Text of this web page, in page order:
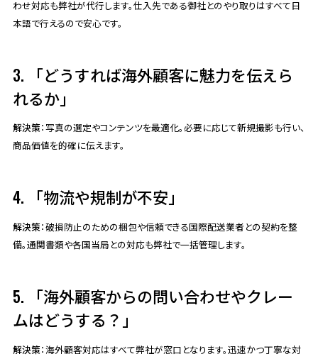
わせ対応も弊社が代行します。仕入先である御社とのやり取りはすべて日
本語で行えるので安心です。
3. 「どうすれば海外顧客に魅力を伝えら
れるか」
解決策：写真の選定やコンテンツを最適化。必要に応じて新規撮影も行い、
商品価値を的確に伝えます。
4. 「物流や規制が不安」
解決策：破損防止のための梱包や信頼できる国際配送業者との契約を整
備。通関書類や各国当局との対応も弊社で一括管理します。
5. 「海外顧客からの問い合わせやクレー
ムはどうする？」
解決策：海外顧客対応はすべて弊社が窓口となります。迅速かつ丁寧な対